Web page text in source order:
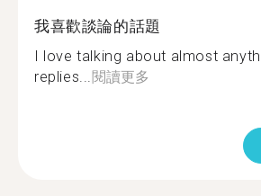
我喜歡談論的話題
I love talking about almost
replies... 閱讀更多